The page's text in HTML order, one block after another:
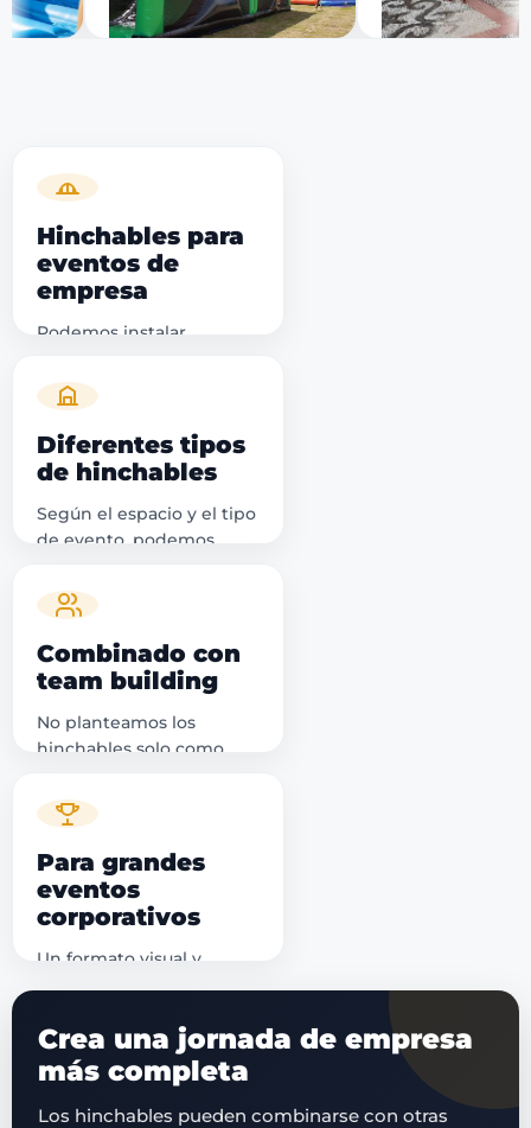
Hinchables para
eventos de
empresa
Podemos instalar
espacios exteriores,
recintos para eventos o
zonas interiores con
altura y superficie
suficiente. Una opción
ideal para completar una
jornada corporativa, un
de team building en
Madrid.
Diferentes tipos
de hinchables
Según el espacio y el tipo
de evento, podemos
toboganes, futbolín
humano gigante, toro
mecánico, barredora,
pistas hinchables u otros
juegos para dinamizar la
jornada.
Combinado con
team building
No planteamos los
hinchables solo como
podemos integrar dentro
de una actividad de
empresa, una gran
gymkana, una
competición por equipos
o una jornada con
monitores y pruebas
Para grandes
eventos
corporativos
Un formato visual y
Adaptamos la propuesta
al número de personas,
tiempo disponible,
espacio y objetivo de la
Crea una jornada de empresa
más completa
Los hinchables pueden combinarse con otras